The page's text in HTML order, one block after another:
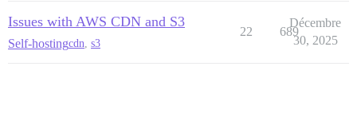
Issues with AWS CDN and S3
Self-hostingcdn, s3
22 689
Décembre
30, 2025